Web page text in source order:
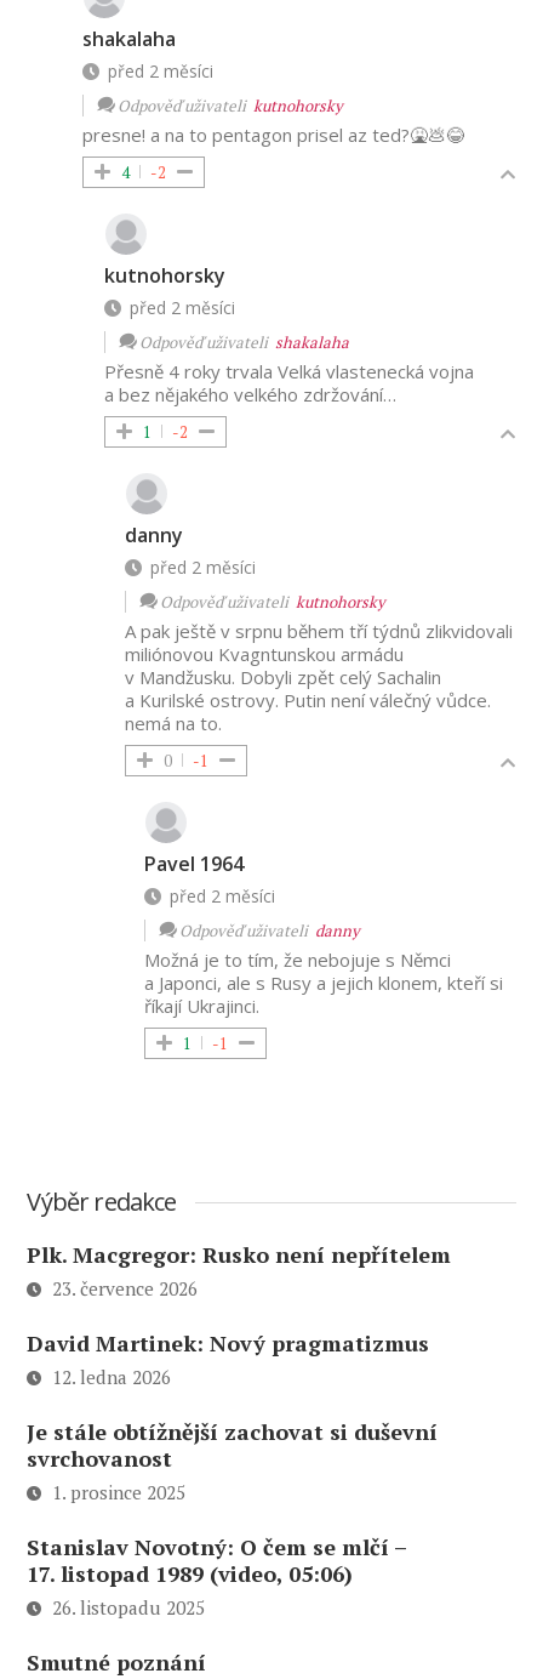
shakalaha
před 2 měsíci
Odpověď uživateli kutnohorsky
presne! a na to pentagon prisel az ted?🤮💩😂
4 -2
kutnohorsky
před 2 měsíci
Odpověď uživateli shakalaha
Přesně 4 roky trvala Velká vlastenecká vojna
a bez nějakého velkého zdržování…
1 -2
danny
před 2 měsíci
Odpověď uživateli kutnohorsky
A pak ještě v srpnu během tří týdnů zlikvidovali
miliónovou Kvagntunskou armádu
v Mandžusku. Dobyli zpět celý Sachalin
a Kurilské ostrovy. Putin není válečný vůdce.
nemá na to.
0 -1
Pavel 1964
před 2 měsíci
Odpověď uživateli danny
Možná je to tím, že nebojuje s Němci
a Japonci, ale s Rusy a jejich klonem, kteří si
říkají Ukrajinci.
1 -1
Výběr redakce
Plk. Macgregor: Rusko není nepřítelem
23. července 2026
David Martinek: Nový pragmatizmus
12. ledna 2026
Je stále obtížnější zachovat si duševní
svrchovanost
1. prosince 2025
Stanislav Novotný: O čem se mlčí –
17. listopad 1989 (video, 05:06)
26. listopadu 2025
Smutné poznání